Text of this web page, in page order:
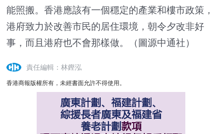
能照搬。香港應該有一個穩定的產業和樓市政策，
港府致力於改善市民的居住環境，朝令夕改非好
事，而且港府也不會那樣做。（圖源中通社）
責任編輯：林鏗泓
香港商報版權所有，未經書面允許不得使用。